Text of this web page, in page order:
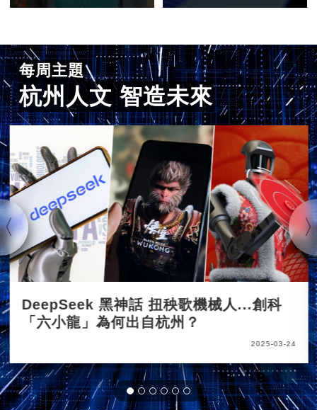
每周主題
杭州人文 智造未來
DeepSeek 黑神話 扭秧歌機械人...創科
「六小龍」為何出自杭州？
2025-03-24